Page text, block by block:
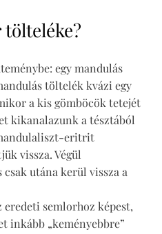
egy mandulás
töltelék kvázi egy
a kis gömböcök tetejét
kikanalazunk a tésztából
eritrit
vissza. Végül
utána kerül vissza a
semlorhoz képest,
inkább „keményebbre”